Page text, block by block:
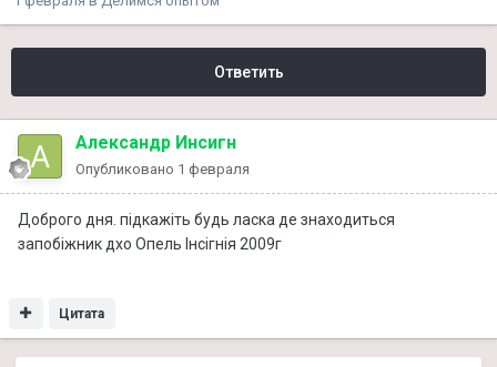
Ответить
Александр Инсигн
Опубликовано 1 февраля
Доброго дня. підкажіть будь ласка де знаходиться
запобіжник дхо Опель Інсігнія 2009г
Цитата